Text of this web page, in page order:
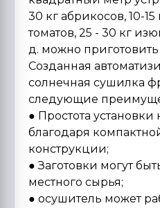
30 кг абрикосов, 10-
томатов, 25 - 30 кг
д. можно
Созданная
солнечная сушилка
следующие
● Простота установки
благодаря
конструкции;
● Заготовки могут
местного сырья;
● осушитель может